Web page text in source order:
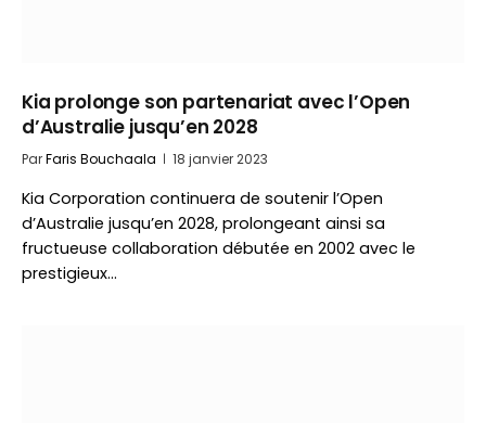
Kia prolonge son partenariat avec l’Open
d’Australie jusqu’en 2028
ParFaris Bouchaala 18 janvier 2023
Kia Corporation continuera de soutenir l’Open
d’Australie jusqu’en 2028, prolongeant ainsi sa
fructueuse collaboration débutée en 2002 avec le
prestigieux…